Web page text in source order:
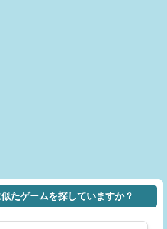
たゲームを探していますか？